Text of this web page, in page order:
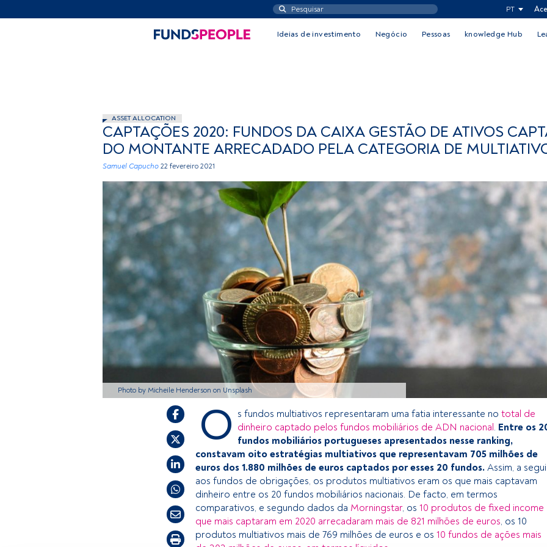
PT
Ideias de investimento Negócio Pessoas knowledge Hub
ASSET ALLOCATION
CAPTAÇÕES 2020: FUNDOS DA CAIXA GESTÃO DE ATIVOS
DO MONTANTE ARRECADADO PELA CATEGORIA DE
Samuel Capucho 22 fevereiro 2021
Photo by Micheile Henderson on Unsplash
O s fundos multiativos representaram uma fatia interessante no total de
dinheiro captado pelos fundos mobiliários de ADN nacional. Entre os
fundos mobiliários portugueses apresentados nesse ranking,
constavam oito estratégias multiativos que representavam 705 milhões de
euros dos 1.880 milhões de euros captados por esses 20 fundos. Assim, a
aos fundos de obrigações, os produtos multiativos eram os que mais captavam
dinheiro entre os 20 fundos mobiliários nacionais. De facto, em termos
comparativos, e segundo dados da Morningstar, os 10 produtos de fixed income
que mais captaram em 2020 arrecadaram mais de 821 milhões de euros, os 10
produtos multiativos mais de 769 milhões de euros e os 10 fundos de ações mais